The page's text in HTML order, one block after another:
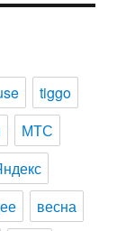
tiggo
МТС
весна